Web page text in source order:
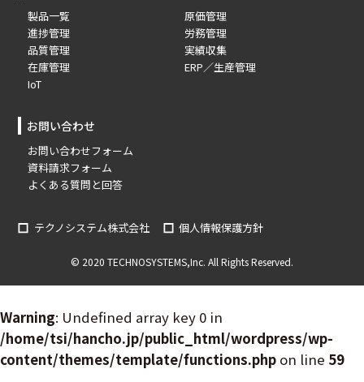
製品一覧
進捗管理
品質管理
在庫管理
IoT
原価管理
労務管理
実績収集
ERP／生産管理
お問い合わせ
お問い合わせフォーム
資料請求フォーム
よくある質問と回答
テクノシステム株式会社 個人情報保護方針
© 2020 TECHNOSYSTEMS,Inc. All Rights Reserved.
Warning: Undefined array key 0 in
/home/tsi/hancho.jp/public_html/wordpress/wp-
content/themes/template/functions.php on line 59